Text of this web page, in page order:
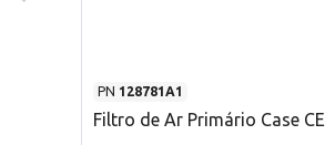
PN 128781A1
Filtro de Ar Primário Case CE